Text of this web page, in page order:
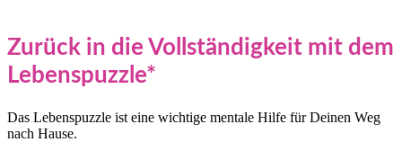
Zurück in die Vollständigkeit mit dem
Lebenspuzzle*
Das Lebenspuzzle ist eine wichtige mentale Hilfe für Deinen Weg
nach Hause.